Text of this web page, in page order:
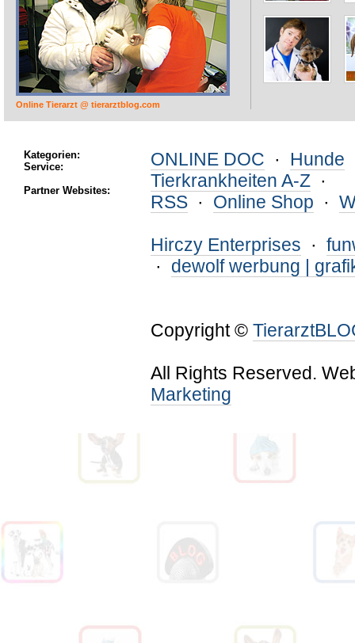
Online Tierarzt @ tierarztblog.com
Kategorien:
Service:
Partner Websites:
ONLINE DOC · Hunde
Tierkrankheiten A-Z ·
RSS · Online Shop ·
Hirczy Enterprises ·
· dewolf werbung |
Copyright ©
All Rights Reserved.
Marketing